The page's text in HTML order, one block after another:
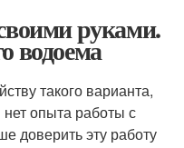
руками.
водоема
такого варианта,
опыта работы с
доверить эту работу